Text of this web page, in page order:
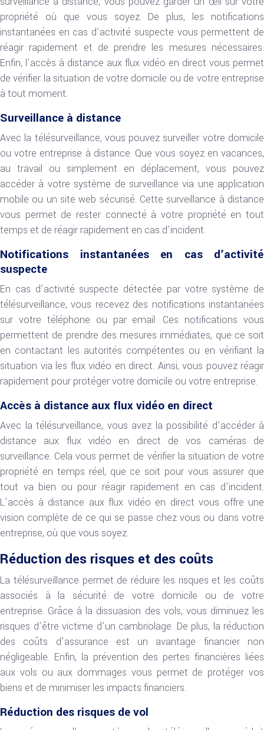
propriété où que vous soyez. De plus, les notifications
instantanées en cas d’activité suspecte vous permettent de
réagir rapidement et de prendre les mesures nécessaires.
Enfin, l’accès à distance aux flux vidéo en direct vous permet
de vérifier la situation de votre domicile ou de votre entreprise
à tout moment.
Surveillance à distance
Avec la télésurveillance, vous pouvez surveiller votre domicile
ou votre entreprise à distance. Que vous soyez en vacances,
au travail ou simplement en déplacement, vous pouvez
accéder à votre système de surveillance via une application
mobile ou un site web sécurisé. Cette surveillance à distance
vous permet de rester connecté à votre propriété en tout
temps et de réagir rapidement en cas d’incident.
Notifications instantanées en cas d’activité
suspecte
En cas d’activité suspecte détectée par votre système de
télésurveillance, vous recevez des notifications instantanées
sur votre téléphone ou par email. Ces notifications vous
permettent de prendre des mesures immédiates, que ce soit
en contactant les autorités compétentes ou en vérifiant la
situation via les flux vidéo en direct. Ainsi, vous pouvez réagir
rapidement pour protéger votre domicile ou votre entreprise.
Accès à distance aux flux vidéo en direct
Avec la télésurveillance, vous avez la possibilité d’accéder à
distance aux flux vidéo en direct de vos caméras de
surveillance. Cela vous permet de vérifier la situation de votre
propriété en temps réel, que ce soit pour vous assurer que
tout va bien ou pour réagir rapidement en cas d’incident.
L’accès à distance aux flux vidéo en direct vous offre une
vision complète de ce qui se passe chez vous ou dans votre
entreprise, où que vous soyez.
Réduction des risques et des coûts
La télésurveillance permet de réduire les risques et les coûts
associés à la sécurité de votre domicile ou de votre
entreprise. Grâce à la dissuasion des vols, vous diminuez les
risques d’être victime d’un cambriolage. De plus, la réduction
des coûts d’assurance est un avantage financier non
négligeable. Enfin, la prévention des pertes financières liées
aux vols ou aux dommages vous permet de protéger vos
biens et de minimiser les impacts financiers.
Réduction des risques de vol